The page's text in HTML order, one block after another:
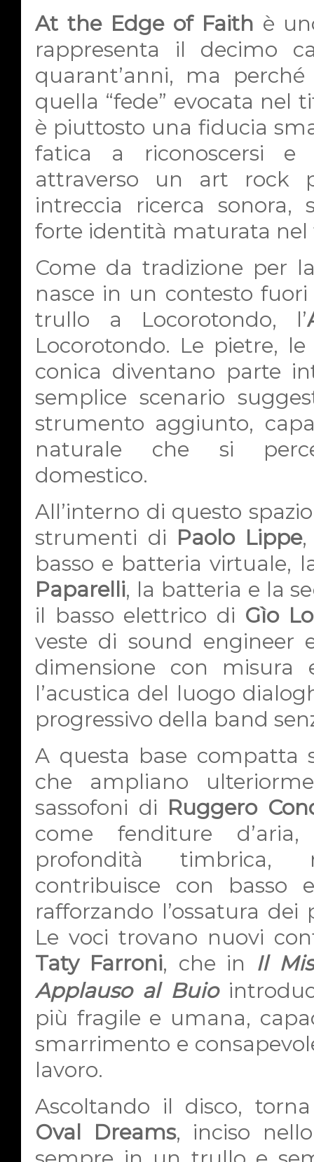
At the Edge of Faith è
rappresenta il decimo
quarant’anni, ma
quella “fede” evocata nel
è piuttosto una fiducia
fatica a riconoscersi e
attraverso un art rock
intreccia ricerca sonora,
forte identità maturata nel
Come da tradizione per
nasce in un contesto
trullo a Locorotondo, l’
Locorotondo. Le pietre,
conica diventano parte
semplice scenario
strumento aggiunto,
naturale che si
domestico.
All’interno di questo
strumenti di Paolo Lippe,
basso e batteria virtuale,
Paparelli, la batteria e la
il basso elettrico di Gìo
veste di sound engineer
dimensione con misura
l’acustica del luogo
progressivo della band
A questa base compatta
che ampliano
sassofoni di Ruggero
come fenditure
profondità
contribuisce con basso
rafforzando l’ossatura
Le voci trovano nuovi
Taty Farroni, che in Il
Applauso al Buio
più fragile e umana,
smarrimento e
lavoro.
Ascoltando il disco,
Oval Dreams, inciso